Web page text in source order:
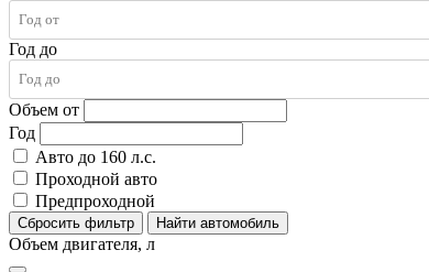
Год до
Объем от
Год
Авто до 160 л.с.
Проходной авто
Предпроходной
Сбросить фильтр Найти автомобиль
Объем двигателя, л